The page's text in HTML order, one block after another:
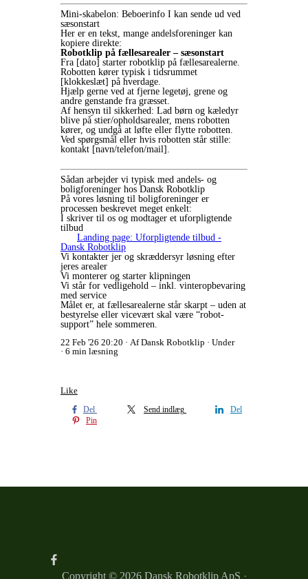
Mini-skabelon: Beboerinfo I kan sende ud ved
sæsonstart
Her er en tekst, mange andelsforeninger kan
kopiere direkte:
Robotklip på fællesarealer – sæsonstart
Fra [dato] starter robotklip på fællesarealerne.
Robotten kører typisk i tidsrummet
[klokkeslæt] på hverdage.
Hjælp gerne ved at fjerne legetøj, grene og
andre genstande fra græsset.
Af hensyn til sikkerhed: Lad børn og kæledyr
blive på stier/opholdsarealer, mens robotten
kører, og undgå at løfte eller flytte robotten.
Ved spørgsmål eller hvis robotten står stille:
kontakt [navn/telefon/mail].
Sådan arbejder vi typisk med andels- og
boligforeninger hos Dansk Robotklip
På vores løsning til boligforeninger er
processen beskrevet meget enkelt:
I skriver til os og modtager et uforpligtende
tilbud
Landing page: Uforpligtende tilbud -
Dansk Robotklip
Vi kontakter jer og skræddersyr løsning efter
jeres arealer
Vi monterer og starter klipningen
Vi står for vedligehold – inkl. vinteropbevaring
med service
Målet er, at fællesarealerne står skarpt – uden at
bestyrelse eller vicevært skal være “robot-
support” hele sommeren.
22 Feb '26 20:20
Af Dansk Robotklip
Under
6 min læsning
Like
Del Send indlæg
Del
Pin
Copyright © 2026 Dansk Robotklip ApS ·